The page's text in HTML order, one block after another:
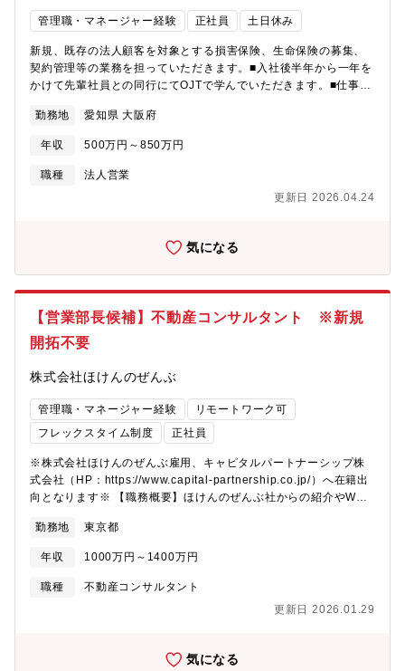
管理職・マネージャー経験 正社員 土日休み
新規、既存の法人顧客を対象とする損害保険、生命保険の募集、
契約管理等の業務を担っていただきます。■入社後半年から一年を
かけて先輩社員との同行にてOJTで学んでいただきます。■仕事詳
にとって適切な保険プログラムを提案いたします。■担当企業数に
ついて:担当企業数は規模にもよりますが、30～70社前後となりま
す。■担当企業について：三菱UFJ銀行の取引先である企業様を紹
介して頂きます。そのため、大手～中堅企業を中心に担当してい
成】現在、法人営業部門（東京・名古屋・大阪）は約250名で構成
【競合優位性】：三菱UFJ銀行との密な連携により、業界におい
てもトップクラスの実績とノウハウを誇ります。
勤務地 愛知県 大阪府
年収 500万円～850万円
職種
法人営業
更新日 2026.04.24
気になる
【営業部長候補】不動産コンサルタント ※新規
開拓不要
株式会社ほけんのぜんぶ
管理職・マネージャー経験
リモートワーク可
フレックスタイム制度
正社員
※株式会社ほけんのぜんぶ雇用、キャピタルパートナーシップ株
式会社（HP：https://www.capital-partnership.co.jp/）へ在籍出
向となります※ 【職務概要】ほけんのぜんぶ社からの紹介やWEB
販売営業（実需用/投資用）をお任せします。商談はほぼ一般のお
客様です。【業務詳細】 ・顧客獲得：飛び込みや街頭での宣伝な
ど新規開拓は不要。「ほけんのぜんぶ」からの紹介、サイト問合
せ、イベントで獲得したアポイントに対して商談を行っていただ
商談は対面とオンラインが半々（成約時は対面中心）。【モデル
＝1,026万②固定給75万/月+宅建資格手当36万+インセンティブ
勤務地 東京都
年収 1000万円～1400万円
職種
不動産コンサルタント
更新日 2026.01.29
気になる